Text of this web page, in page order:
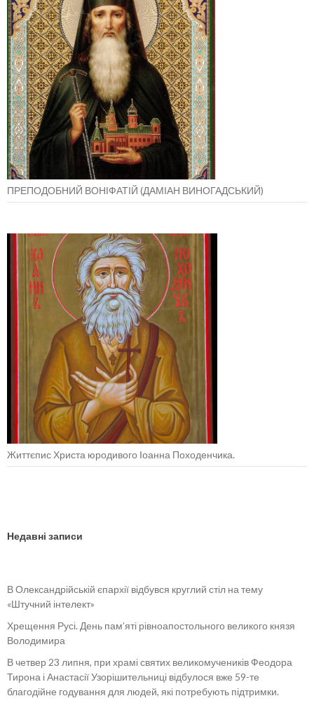
ПРЕПОДОБНИЙ ВОНІФАТІЙ (ДАМІАН ВИНОГАДСЬКИЙ)
Життєпис Христа юродивого Іоанна Походенчика.
Недавні записи
В Олександрійській єпархії відбувся круглий стіл на тему
«Штучний інтелект»
Хрещення Русі. День пам’яті рівноапостольного великого князя
Володимира
В четвер 23 липня, при храмі святих великомучеників Феодора
Тирона і Анастасії Узорішительниці відбулося вже 59-те
благодійне годування для людей, які потребують підтримки.